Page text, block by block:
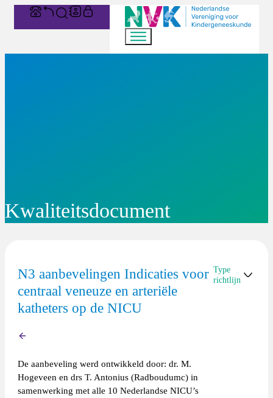
Kwaliteitsdocument
N3 aanbevelingen Indicaties voor
centraal veneuze en arteriële
katheters op de NICU
De aanbeveling werd ontwikkeld door: dr. M.
Hogeveen en drs T. Antonius (Radboudumc) in
samenwerking met alle 10 Nederlandse NICU’s
Type
richtlijn